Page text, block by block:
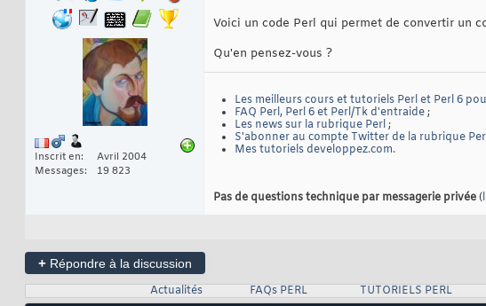
Inscrit en
Avril 2004
Messages
19 823
Voici un code Perl qui permet de convertir un
Qu'en pensez-vous ?
Les meilleurs cours et tutoriels Perl et Perl 6
FAQ Perl, Perl 6 et Perl/Tk d'entraide;
Les news sur la rubrique Perl;
S'abonner au compte Twitter de la rubrique
Mes tutoriels developpez.com.
Pas de questions technique par messagerie privée(
+ Répondre à la discussion
Actualités
FAQs PERL TUTORIELS PERL